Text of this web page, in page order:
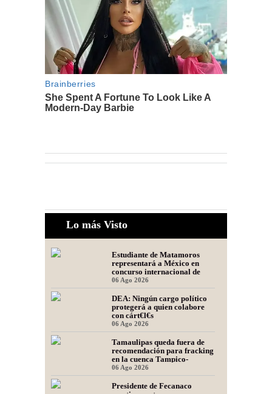
Lo más Visto
Estudiante de Matamoros
representará a México en
concurso internacional de
oratoria en Perú
06 Ago 2026
DEA: Ningún cargo político
protegerá a quien colabore
con cárt€l€s
06 Ago 2026
Tamaulipas queda fuera de
recomendación para fracking
en la cuenca Tampico-
Misantla, informa comité
científico
06 Ago 2026
Presidente de Fecanaco